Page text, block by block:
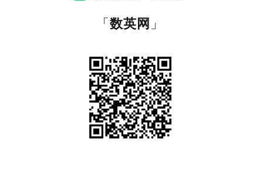
「数英网 」